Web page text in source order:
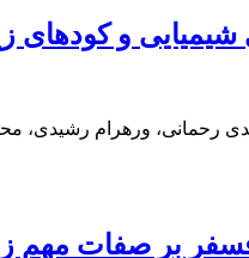
شیمیایی و
رحمانی، ورهرام رشیدی،
فسفر بر صفات